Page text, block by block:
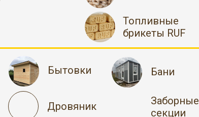
Топливные
брикеты RUF
Дровяник
Заборные
секции
Бани
Бытовки